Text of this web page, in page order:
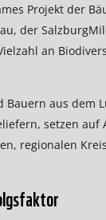
Projekt der
der
an
Bauern aus dem
setzen
regionalen